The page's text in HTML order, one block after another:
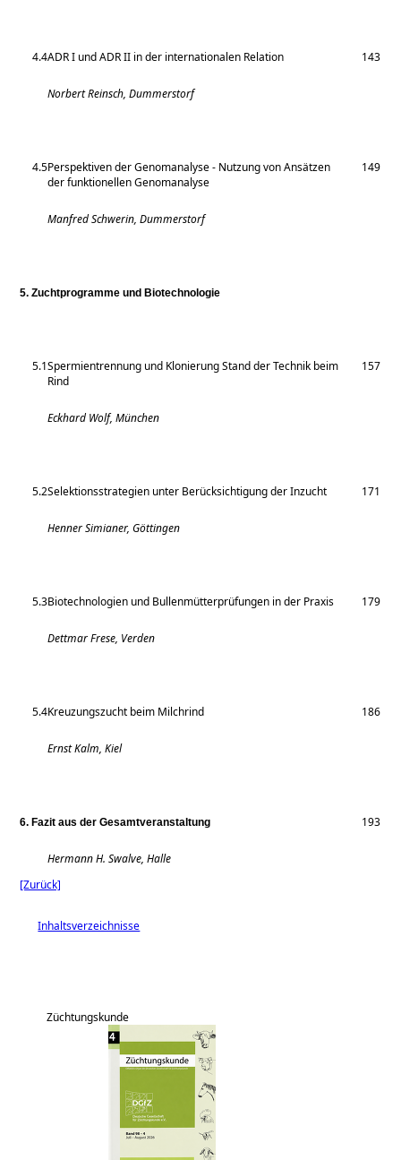
4.4ADR I und ADR II in der internationalen Relation 143
Norbert Reinsch, Dummerstorf
4.5Perspektiven der Genomanalyse - Nutzung von Ansätzen
der funktionellen Genomanalyse
149
Manfred Schwerin, Dummerstorf
5. Zuchtprogramme und Biotechnologie
5.1Spermientrennung und Klonierung Stand der Technik beim
Rind
157
Eckhard Wolf, München
5.2Selektionsstrategien unter Berücksichtigung der Inzucht 171
Henner Simianer, Göttingen
5.3Biotechnologien und Bullenmütterprüfungen in der Praxis 179
Dettmar Frese, Verden
5.4Kreuzungszucht beim Milchrind 186
Ernst Kalm, Kiel
6. Fazit aus der Gesamtveranstaltung 193
Hermann H. Swalve, Halle
[Zurück]
Inhaltsverzeichnisse
Züchtungskunde